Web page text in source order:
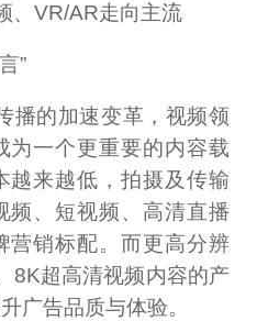
、VR/AR走向主流
”
播的加速变革，视频领
为一个更重要的内容载
越来越低，拍摄及传输
频、短视频、高清直播
营销标配。而更高分辨
8K超高清视频内容的产
广告品质与体验。